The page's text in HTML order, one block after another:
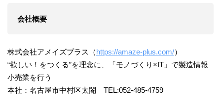
会社概要
株式会社アメイズプラス（https://amaze-plus.com/）
“欲しい！をつくる”を理念に、「モノづくり×IT」で製造情報
小売業を行う
本社：名古屋市中村区太閤 TEL:052-485-4759